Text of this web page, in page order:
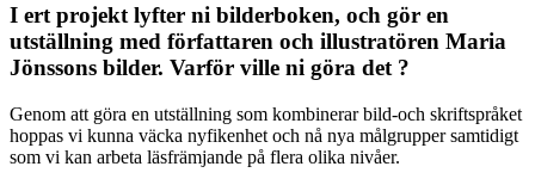
I ert projekt lyfter ni bilderboken, och gör en
utställning med författaren och illustratören Maria
Jönssons bilder. Varför ville ni göra det ?
Genom att göra en utställning som kombinerar bild-och skriftspråket
hoppas vi kunna väcka nyfikenhet och nå nya målgrupper samtidigt
som vi kan arbeta läsfrämjande på flera olika nivåer.